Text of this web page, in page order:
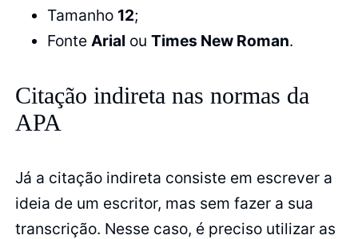
Tamanho 12;
Fonte Arial ouTimes New Roman.
Citação indireta nas normas da
APA
Já a citação indireta consiste em escrever a
ideia de um escritor, mas sem fazer a sua
transcrição. Nesse caso, é preciso utilizar as